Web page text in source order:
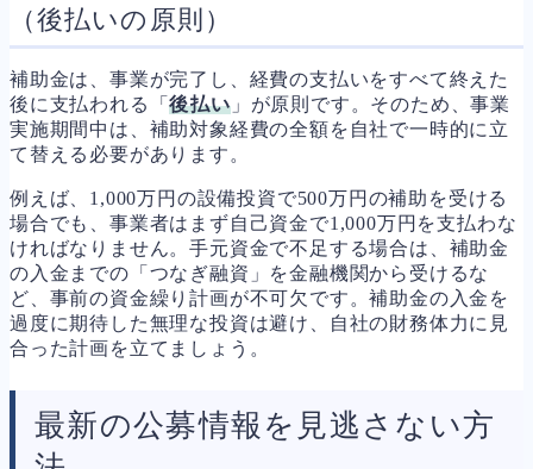
（後払いの原則）
補助金は、事業が完了し、経費の支払いをすべて終えた
後に支払われる「後払い」が原則です。そのため、事業
実施期間中は、補助対象経費の全額を自社で一時的に立
て替える必要があります。
例えば、1,000万円の設備投資で500万円の補助を受ける
場合でも、事業者はまず自己資金で1,000万円を支払わな
ければなりません。手元資金で不足する場合は、補助金
の入金までの「つなぎ融資」を金融機関から受けるな
ど、事前の資金繰り計画が不可欠です。補助金の入金を
過度に期待した無理な投資は避け、自社の財務体力に見
合った計画を立てましょう。
最新の公募情報を見逃さない方